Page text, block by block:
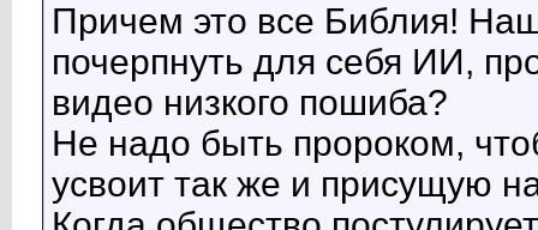
Причем это все Библия!
почерпнуть для себя ИИ,
видео низкого пошиба?
Не надо быть пророком,
усвоит так же и присущую